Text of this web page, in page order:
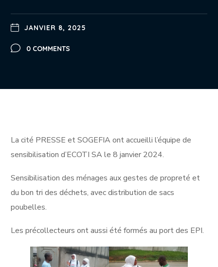
JANVIER 8, 2025
0 COMMENTS
La cité PRESSE et SOGEFIA ont accueilli l’équipe de
sensibilisation d’ECOTI SA le 8 janvier 2024.
Sensibilisation des ménages aux gestes de propreté et
du bon tri des déchets, avec distribution de sacs
poubelles.
Les précollecteurs ont aussi été formés au port des EPI.